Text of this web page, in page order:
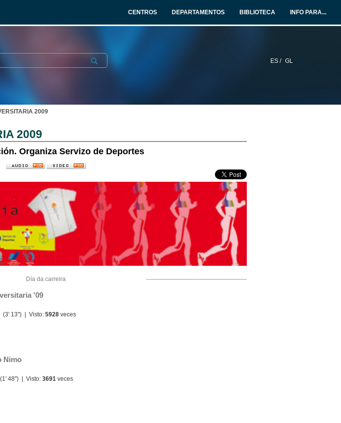
CENTROS DEPARTAMENTOS BIBLIOTECA INFO PARA...
ES / GL
Submit
2009
2009
Organiza Servizo de Deportes
Día da carreira
'09
(3' 13'') | Visto:5928 veces
Nimo
(1' 48'') | Visto:3691 veces